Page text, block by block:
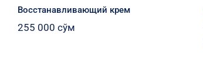
Восстанавливающий крем
255 000 сўм